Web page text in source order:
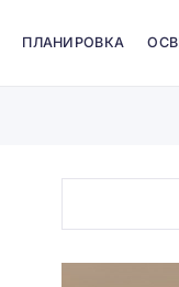
ПЛАНИРОВКА